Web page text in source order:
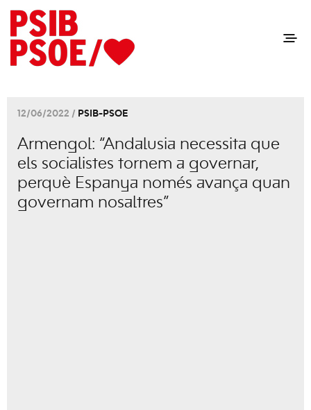
12/06/2022 / PSIB-PSOE
Armengol: “Andalusia necessita que
els socialistes tornem a governar,
perquè Espanya només avança quan
governam nosaltres”